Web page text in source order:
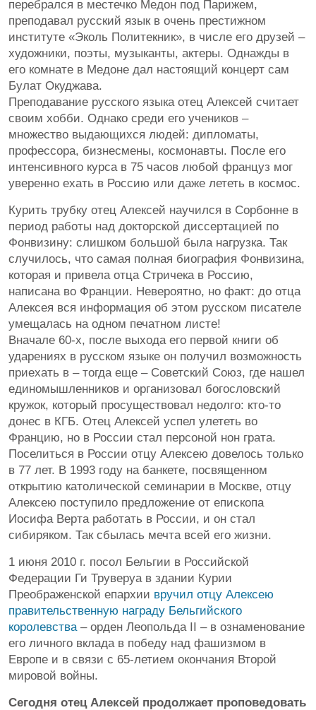
перебрался в местечко Медон под Парижем,
преподавал русский язык в очень престижном
институте «Эколь Политекник», в числе его друзей –
художники, поэты, музыканты, актеры. Однажды в
его комнате в Медоне дал настоящий концерт сам
Булат Окуджава.
Преподавание русского языка отец Алексей считает
своим хобби. Однако среди его учеников –
множество выдающихся людей: дипломаты,
профессора, бизнесмены, космонавты. После его
интенсивного курса в 75 часов любой француз мог
уверенно ехать в Россию или даже лететь в космос.
Курить трубку отец Алексей научился в Сорбонне в
период работы над докторской диссертацией по
Фонвизину: слишком большой была нагрузка. Так
случилось, что самая полная биография Фонвизина,
которая и привела отца Стричека в Россию,
написана во Франции. Невероятно, но факт: до отца
Алексея вся информация об этом русском писателе
умещалась на одном печатном листе!
Вначале 60-х, после выхода его первой книги об
ударениях в русском языке он получил возможность
приехать в – тогда еще – Советский Союз, где нашел
единомышленников и организовал богословский
кружок, который просуществовал недолго: кто-то
донес в КГБ. Отец Алексей успел улететь во
Францию, но в России стал персоной нон грата.
Поселиться в России отцу Алексею довелось только
в 77 лет. В 1993 году на банкете, посвященном
открытию католической семинарии в Москве, отцу
Алексею поступило предложение от епископа
Иосифа Верта работать в России, и он стал
сибиряком. Так сбылась мечта всей его жизни.
1 июня 2010 г. посол Бельгии в Российской
Федерации Ги Труверуа в здании Курии
Преображенской епархии вручил отцу Алексею
правительственную награду Бельгийского
королевства– орден Леопольда II – в ознаменование
его личного вклада в победу над фашизмом в
Европе и в связи с 65-летием окончания Второй
мировой войны.
Сегодня отец Алексей продолжает проповедовать